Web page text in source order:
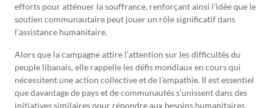
efforts pour atténuer la souffrance, renforçant ainsi l’idée que le
soutien communautaire peut jouer un rôle significatif dans
l’assistance humanitaire.
Alors que la campagne attire l’attention sur les difficultés du
peuple libanais, elle rappelle les défis mondiaux en cours qui
nécessitent une action collective et de l’empathie. Il est essentiel
que davantage de pays et de communautés s’unissent dans des
initiatives similaires pour répondre aux besoins humanitaires